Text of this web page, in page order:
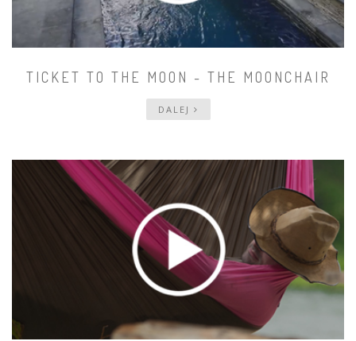
TICKET TO THE MOON - THE MOONCHAIR
DALEJ